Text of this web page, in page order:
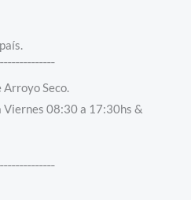
Arroyo Seco.
Viernes 08:30 a 17:30hs &